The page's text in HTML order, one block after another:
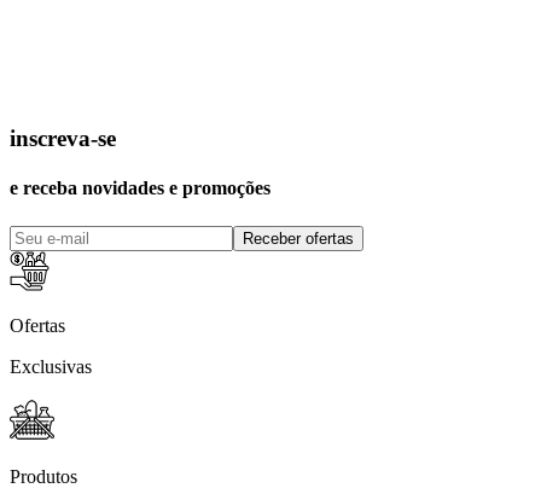
inscreva-se
e receba novidades e promoções
Receber ofertas
Ofertas
Exclusivas
Produtos